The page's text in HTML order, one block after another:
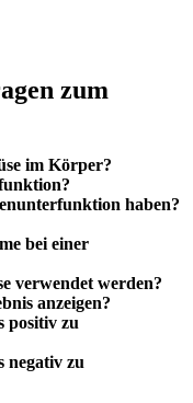
zum
im Körper?
haben?
bei einer
verwendet werden?
anzeigen?
positiv zu
negativ zu